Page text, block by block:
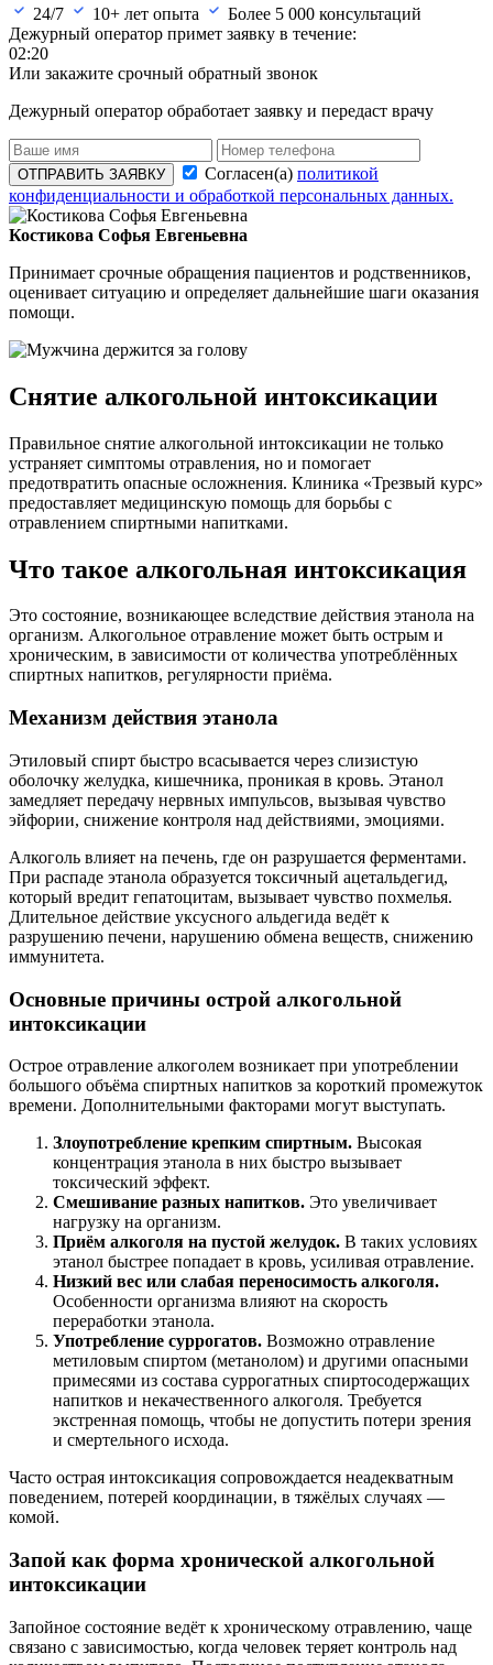
24/7
10+ лет опыта Более 5 000 консультаций
Дежурный оператор примет заявку в течение:
02:20
Или закажите срочный обратный звонок
Дежурный оператор обработает заявку и передаст врачу
ОТПРАВИТЬ ЗАЯВКУ Согласен(а) политикой
конфиденциальности и обработкой персональных данных.
Костикова Софья Евгеньевна
Принимает срочные обращения пациентов и родственников,
оценивает ситуацию и определяет дальнейшие шаги оказания
помощи.
Снятие алкогольной интоксикации
Правильное снятие алкогольной интоксикации не только
устраняет симптомы отравления, но и помогает
предотвратить опасные осложнения. Клиника «Трезвый курс»
предоставляет медицинскую помощь для борьбы с
отравлением спиртными напитками.
Что такое алкогольная интоксикация
Это состояние, возникающее вследствие действия этанола на
организм. Алкогольное отравление может быть острым и
хроническим, в зависимости от количества употреблённых
спиртных напитков, регулярности приёма.
Механизм действия этанола
Этиловый спирт быстро всасывается через слизистую
оболочку желудка, кишечника, проникая в кровь. Этанол
замедляет передачу нервных импульсов, вызывая чувство
эйфории, снижение контроля над действиями, эмоциями.
Алкоголь влияет на печень, где он разрушается ферментами.
При распаде этанола образуется токсичный ацетальдегид,
который вредит гепатоцитам, вызывает чувство похмелья.
Длительное действие уксусного альдегида ведёт к
разрушению печени, нарушению обмена веществ, снижению
иммунитета.
Основные причины острой алкогольной
интоксикации
Острое отравление алкоголем возникает при употреблении
большого объёма спиртных напитков за короткий промежуток
времени. Дополнительными факторами могут выступать.
Злоупотребление крепким спиртным. Высокая
концентрация этанола в них быстро вызывает
токсический эффект.
Смешивание разных напитков. Это увеличивает
нагрузку на организм.
Приём алкоголя на пустой желудок. В таких условиях
этанол быстрее попадает в кровь, усиливая отравление.
Низкий вес или слабая переносимость алкоголя.
Особенности организма влияют на скорость
переработки этанола.
Употребление суррогатов. Возможно отравление
метиловым спиртом (метанолом) и другими опасными
примесями из состава суррогатных спиртосодержащих
напитков и некачественного алкоголя. Требуется
экстренная помощь, чтобы не допустить потери зрения
и смертельного исхода.
Часто острая интоксикация сопровождается неадекватным
поведением, потерей координации, в тяжёлых случаях —
комой.
Запой как форма хронической алкогольной
интоксикации
Запойное состояние ведёт к хроническому отравлению, чаще
связано с зависимостью, когда человек теряет контроль над